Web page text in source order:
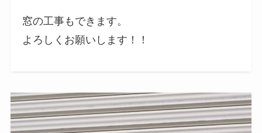
窓の工事もできます。
よろしくお願いします！！